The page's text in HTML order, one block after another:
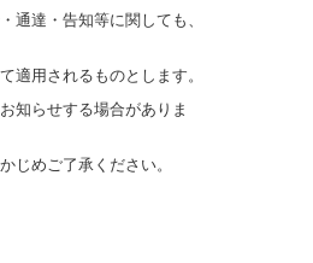
通達・告知等に関しても、
適用されるものとします。
知らせする場合がありま
じめご了承ください。